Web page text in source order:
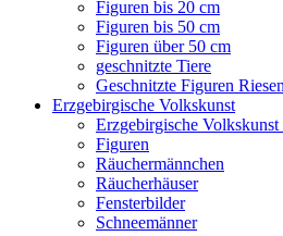
Figuren bis 20 cm
Figuren bis 50 cm
Figuren über 50 cm
geschnitzte Tiere
Geschnitzte Figuren
Erzgebirgische Volkskunst
Erzgebirgische Volkskunst
Figuren
Räuchermännchen
Räucherhäuser
Fensterbilder
Schneemänner